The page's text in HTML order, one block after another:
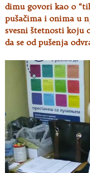
dimu govori kao o
pušačima i onima u
svesni štetnosti koju
da se od pušenja